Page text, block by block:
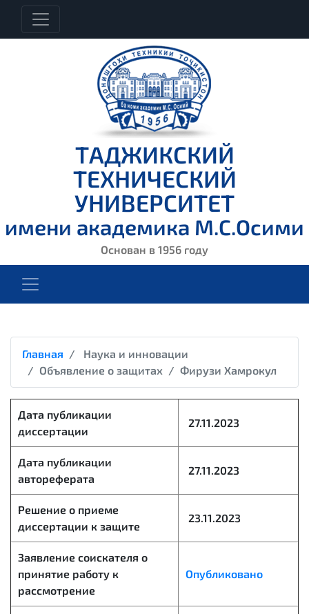
ТАДЖИКСКИЙ
ТЕХНИЧЕСКИЙ
УНИВЕРСИТЕТ
имени академика М.С.Осими
Основан в 1956 году
Главная
Наука и инновации
Объявление о защитах
Фирузи Хамрокул
Дата публикации
диссертации
27.11.2023
Дата публикации
автореферата
27.11.2023
Решение о приеме
диссертации к защите
23.11.2023
Заявление соискателя о
принятие работу к
рассмотрение
Опубликовано